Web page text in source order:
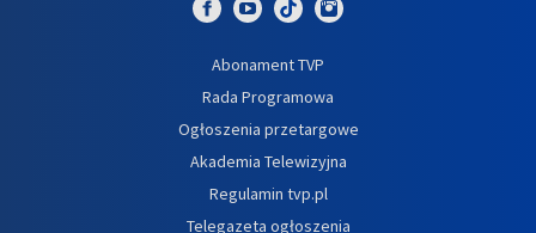
Abonament TVP
Rada Programowa
Ogłoszenia przetargowe
Akademia Telewizyjna
Regulamin tvp.pl
Telegazeta ogłoszenia